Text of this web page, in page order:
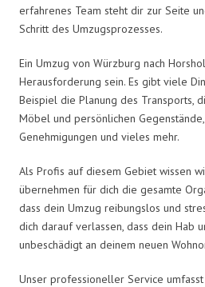
erfahrenes Team steht dir zur Seite
Schritt des Umzugsprozesses.
Ein Umzug von Würzburg nach
Herausforderung sein. Es gibt viele
Beispiel die Planung des Transports,
Möbel und persönlichen
Genehmigungen und vieles mehr.
Als Profis auf diesem Gebiet wissen
übernehmen für dich die gesamte
dass dein Umzug reibungslos und
dich darauf verlassen, dass dein Hab
unbeschädigt an deinem neuen
Unser professioneller Service